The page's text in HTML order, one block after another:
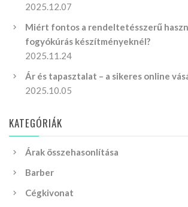
2025.12.07
Miért fontos a rendeltetésszerű
fogyókúrás készítményeknél?
2025.11.24
Ár és tapasztalat – a sikeres online
2025.10.05
KATEGÓRIÁK
Árak összehasonlítása
Barber
Cégkivonat